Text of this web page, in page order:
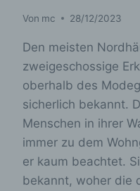
Von mc 28/12/2023
Den meisten
zweigeschossige
oberhalb des
sicherlich bekannt.
Menschen in ihrer
immer zu dem
er kaum beachtet.
bekannt, woher die